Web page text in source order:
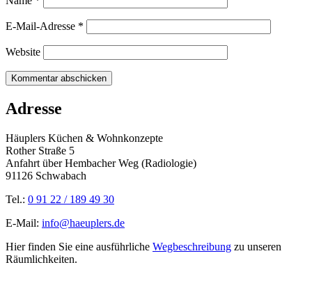
E-Mail-Adresse *
Website
Adresse
Häuplers Küchen & Wohnkonzepte
Rother Straße 5
Anfahrt über Hembacher Weg (Radiologie)
91126 Schwabach
Tel.: 0 91 22 / 189 49 30
E-Mail: info@haeuplers.de
Hier finden Sie eine ausführliche Wegbeschreibung zu unseren
Räumlichkeiten.